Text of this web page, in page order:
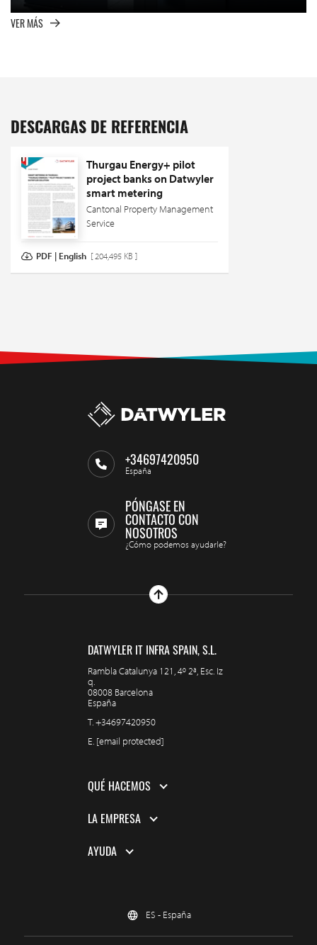
VER MÁS
DESCARGAS DE REFERENCIA
Thurgau Energy+ pilot
project banks on Datwyler
smart metering
Cantonal Property Management
Service
PDF | English [ 204,495 KB ]
+34697420950
España
PÓNGASE EN
CONTACTO CON
NOSOTROS
¿Cómo podemos ayudarle?
DATWYLER IT INFRA SPAIN, S.L.
Rambla Catalunya 121, 4º 2ª, Esc. Iz
q.
08008 Barcelona
España
T.+34697420950
E. [email protected]
QUÉ HACEMOS
LA EMPRESA
AYUDA
ES - España